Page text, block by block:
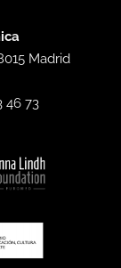
Madrid
46 73